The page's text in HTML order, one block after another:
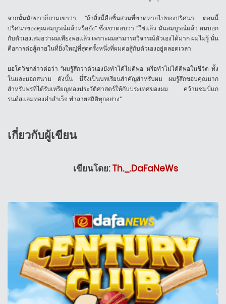
จากนั้นนักข่าวก็ถามเขาว่า “ถ้าสิ่งนี้คือชิ้นส่วนที่ขาดหายไปของปริศนา ตอนนี้
ปริศนาของคุณสมบูรณ์แล้วหรือยัง” ซึ่งเขาตอบว่า “ใช่แล้ว มันสมบูรณ์แล้ว ผมบอก
กับตัวเองเสมอว่าผมเพียงพอแล้ว เพราะผมสามารถวิจารณ์ตัวเองได้มาก ผมไม่รู้ นั่น
คือการต่อสู้ภายในที่ยิ่งใหญ่ที่สุดครั้งหนึ่งที่ผมต่อสู้กับตัวเองอยู่ตลอดเวลา
ยอโควิชกล่าวต่อว่า “ผมรู้สึกว่าตัวเองยังทำได้ไม่ดีพอ หรือทำไม่ได้ดีพอในชีวิต ทั้ง
ในและนอกสนาม ดังนั้น นี่จึงเป็นบทเรียนสำคัญสำหรับผม ผมรู้สึกขอบคุณมาก
สำหรับพรที่ได้รับเหรียญทองประวัติศาสตร์ให้กับประเทศของผม คว้าแชมป์แก
รนด์สแลมทองคำสำเร็จ ทำลายสถิติทุกอย่าง”
เกี่ยวกับผู้เขียน
เขียนโดย:Th._.DaFaNeWs